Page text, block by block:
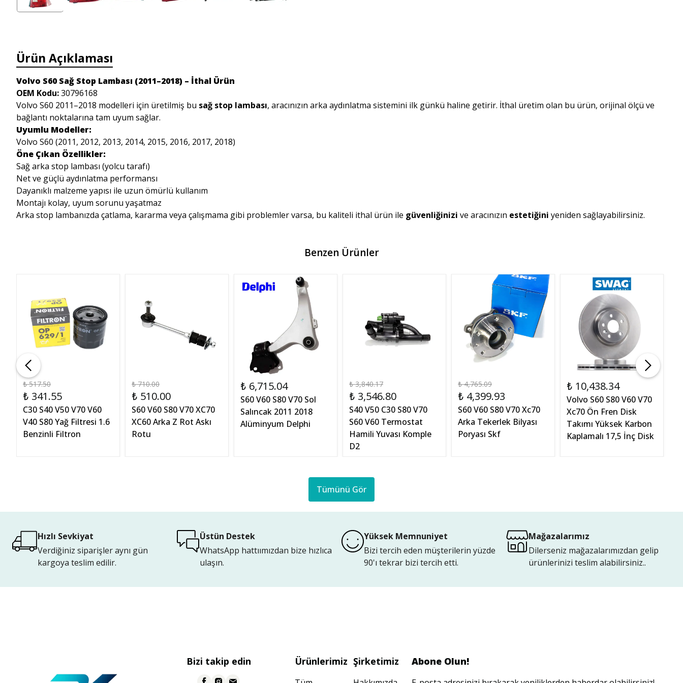
Ürün Açıklaması
Volvo S60 Sağ Stop Lambası (2011–2018) – İthal Ürün
OEM Kodu:30796168
Volvo S60 2011–2018 modelleri için üretilmiş bu sağ stop lambası, aracınızın arka aydınlatma sistemini ilk günkü haline getirir. İthal üretim olan bu ürün, orijinal ölçü ve
bağlantı noktalarına tam uyum sağlar.
Uyumlu Modeller:
Volvo S60 (2011, 2012, 2013, 2014, 2015, 2016, 2017, 2018)
Öne Çıkan Özellikler:
Sağ arka stop lambası (yolcu tarafı)
Net ve güçlü aydınlatma performansı
Dayanıklı malzeme yapısı ile uzun ömürlü kullanım
Montajı kolay, uyum sorunu yaşatmaz
Arka stop lambanızda çatlama, kararma veya çalışmama gibi problemler varsa, bu kaliteli ithal ürün ile güvenliğinizi ve aracınızın estetiğini yeniden sağlayabilirsiniz.
Benzen Ürünler
₺ 517.50
₺ 341.55
C30 S40 V50 V70 V60
V40 S80 Yağ Filtresi 1.6
Benzinli Filtron
₺ 710.00
₺ 510.00
S60 V60 S80 V70 XC70
XC60 Arka Z Rot Askı
Rotu
₺ 6,715.04
S60 V60 S80 V70 Sol
Salıncak 2011 2018
Alüminyum Delphi
₺ 3,840.17
₺ 3,546.80
S40 V50 C30 S80 V70
S60 V60 Termostat
Hamili Yuvası Komple
D2
₺ 4,765.09
₺ 4,399.93
S60 V60 S80 V70 Xc70
Arka Tekerlek Bilyası
Poryası Skf
₺ 10,438.34
Volvo S60 S80 V60 V70
Xc70 Ön Fren Disk
Takımı Yüksek Karbon
Kaplamalı 17,5 İnç Disk
Tümünü Gör
Hızlı Sevkiyat
Verdiğiniz siparişler aynı gün
kargoya teslim edilir.
Üstün Destek
WhatsApp hattıımızdan bize hızlıca
ulaşın.
Yüksek Memnuniyet
Bizi tercih eden müşterilerin yüzde
90'ı tekrar bizi tercih etti.
Mağazalarımız
Dilerseniz mağazalarımızdan gelip
ürünlerinizi teslim alabilirsiniz..
Bizi takip edin Ürünlerimiz Şirketimiz Abone Olun!